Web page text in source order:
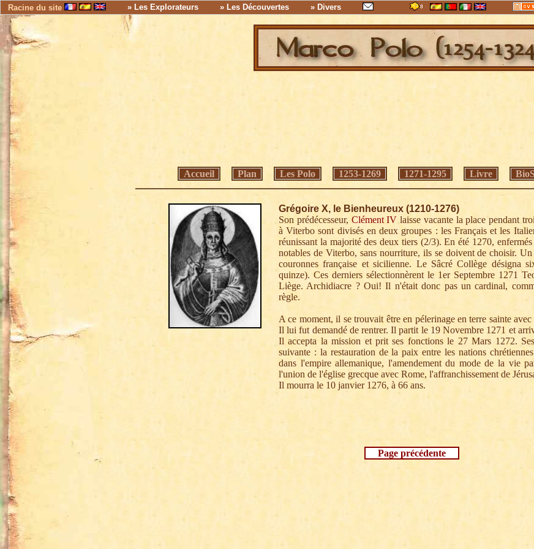
Racine du site » Les Explorateurs » Les Découvertes » Divers
Accueil Plan Les Polo 1253-1269 1271-1295 Livre
Grégoire X, le Bienheureux (1210-1276)
Son prédécesseur, Clément IV laisse vacante la place pendant
à Viterbo sont divisés en deux groupes : les Français et les
réunissant la majorité des deux tiers (2/3). En été 1270,
notables de Viterbo, sans nourriture, ils se doivent de choisir.
couronnes française et sicilienne. Le Sâcré Collège désigna
quinze). Ces derniers sélectionnèrent le 1er Septembre 1271
Liège. Archidiacre ? Oui! Il n'était donc pas un cardinal,
règle.
A ce moment, il se trouvait être en pélerinage en terre sainte
Il lui fut demandé de rentrer. Il partit le 19 Novembre 1271 et
Il accepta la mission et prit ses fonctions le 27 Mars 1272.
suivante : la restauration de la paix entre les nations
dans l'empire allemanique, l'amendement du mode de la vie
l'union de l'église grecque avec Rome, l'affranchissement de
Il mourra le 10 janvier 1276, à 66 ans.
Page précédente